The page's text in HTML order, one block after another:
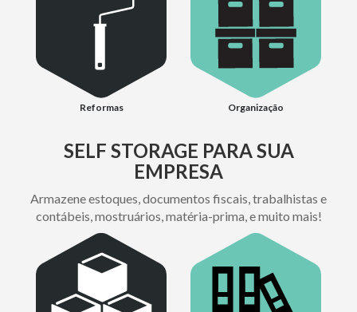
Reformas Organização
SELF STORAGE PARA SUA
EMPRESA
Armazene estoques, documentos fiscais, trabalhistas e
contábeis, mostruários, matéria-prima, e muito mais!